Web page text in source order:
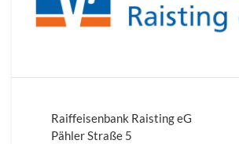
Raiffeisenbank Raisting eG
Pähler Straße 5